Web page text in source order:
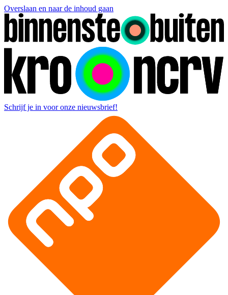
Overslaan en naar de inhoud gaan
Schrijf je in voor onze nieuwsbrief!